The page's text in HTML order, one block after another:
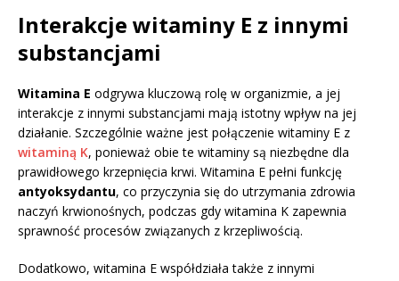
Interakcje witaminy E z innymi
substancjami
Witamina E odgrywa kluczową rolę w organizmie, a jej
interakcje z innymi substancjami mają istotny wpływ na jej
działanie. Szczególnie ważne jest połączenie witaminy E z
witaminą K, ponieważ obie te witaminy są niezbędne dla
prawidłowego krzepnięcia krwi. Witamina E pełni funkcję
antyoksydantu, co przyczynia się do utrzymania zdrowia
naczyń krwionośnych, podczas gdy witamina K zapewnia
sprawność procesów związanych z krzepliwością.
Dodatkowo, witamina E współdziała także z innymi